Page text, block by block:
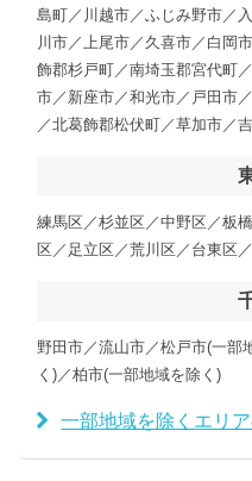
島町／川越市／ふじみ野市／
川市／上尾市／久喜市／白岡
飾郡杉戸町／南埼玉郡宮代町
市／新座市／和光市／戸田市
／北葛飾郡松伏町／草加市／
練馬区／杉並区／中野区／板
区／足立区／荒川区／台東区
野田市／流山市／松戸市(一部
く)／柏市(一部地域を除く)
一部地域を除くエリ